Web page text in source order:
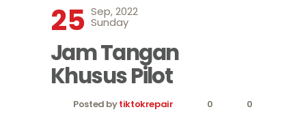
25 Sep, 2022
Sunday
Jam Tangan
Khusus Pilot
Posted bytiktokrepair 0 0